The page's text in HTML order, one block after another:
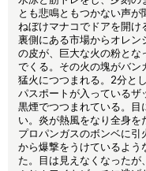
とも悲鳴ともつかない声が
ねぼけマナコでドアを開
裏側にある市場からオレン
の皮が、巨大な火の粉とな
でくる。その火の塊がバ
猛火につつまれる。2分と
パスポートが入っているザ
黒煙でつつまれている。目
い。炎が熱風をなり全身を
プロパンガスのボンベに
から爆撃をうけているよう
た。目は見えなくなったが